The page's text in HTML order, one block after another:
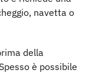
navetta o
della
è possibile